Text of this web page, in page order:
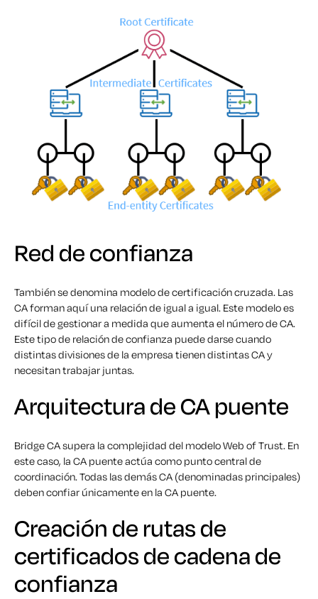
Red de confianza
También se denomina modelo de certificación cruzada. Las
CA forman aquí una relación de igual a igual. Este modelo es
difícil de gestionar a medida que aumenta el número de CA.
Este tipo de relación de confianza puede darse cuando
distintas divisiones de la empresa tienen distintas CA y
necesitan trabajar juntas.
Arquitectura de CA puente
Bridge CA supera la complejidad del modelo Web of Trust. En
este caso, la CA puente actúa como punto central de
coordinación. Todas las demás CA (denominadas principales)
deben confiar únicamente en la CA puente.
Creación de rutas de
certificados de cadena de
confianza